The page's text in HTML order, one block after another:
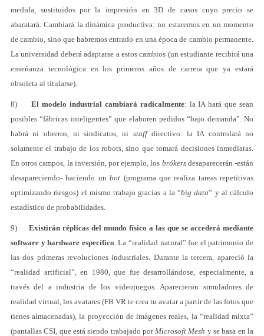
medida, sustituidos por la impresión en 3D de casos cuyo precio se
abaratará. Cambiará la dinámica productiva: no estaremos en un momento
de cambio, sino que habremos entrado en una época de cambio permanente.
La universidad deberá adaptarse a estos cambios (un estudiante recibirá una
enseñanza tecnológica en los primeros años de carrera que ya estará
obsoleta al titularse).
8)El modelo industrial cambiará radicalmente: la IA hará que sean
posibles “fábricas inteligentes” que elaboren pedidos “bajo demanda”. No
habrá ni obreros, ni sindicatos, ni staff directivo: la IA controlará no
solamente el trabajo de los robots, sino que tomará decisiones inmediatas.
En otros campos, la inversión, por ejemplo, los brókers desaparecerán -están
desapareciendo- haciendo unbot (programa que realiza tareas repetitivas
optimizando riesgos) el mismo trabajo gracias a la “big data” y al cálculo
estadístico de probabilidades.
9) Existirán réplicas del mundo físico a las que se accederá mediante
software y hardware específico. La “realidad natural” fue el patrimonio de
las dos primeras revoluciones industriales. Durante la tercera, apareció la
“realidad artificial”, en 1980, que fue desarrollándose, especialmente, a
través del a industria de los videojuegos. Aparecieron simuladores de
realidad virtual, los avatares (FB VR te crea tu avatar a partir de las fotos que
tienes almacenadas), la proyección de imágenes reales, la “realidad mixta”
(pantallas CSI, que está siendo trabajado porMicrosoft Mesh y se basa en la